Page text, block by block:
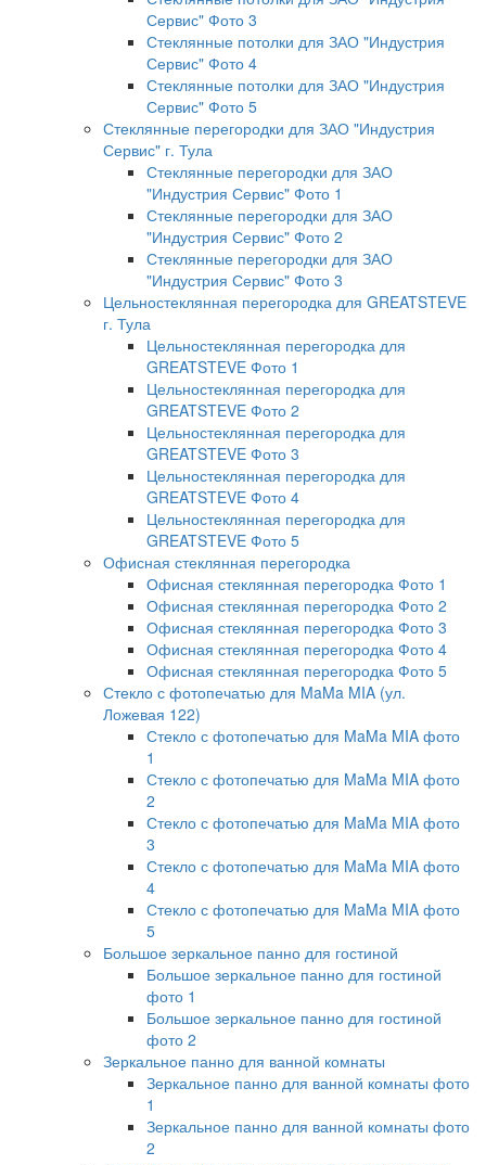
Сервис" Фото 3
Стеклянные потолки для ЗАО "Индустрия
Сервис" Фото 4
Стеклянные потолки для ЗАО "Индустрия
Сервис" Фото 5
Стеклянные перегородки для ЗАО "Индустрия
Сервис" г. Тула
Стеклянные перегородки для ЗАО
"Индустрия Сервис" Фото 1
Стеклянные перегородки для ЗАО
"Индустрия Сервис" Фото 2
Стеклянные перегородки для ЗАО
"Индустрия Сервис" Фото 3
Цельностеклянная перегородка для GREATSTEVE
г. Тула
Цельностеклянная перегородка для
GREATSTEVE Фото 1
Цельностеклянная перегородка для
GREATSTEVE Фото 2
Цельностеклянная перегородка для
GREATSTEVE Фото 3
Цельностеклянная перегородка для
GREATSTEVE Фото 4
Цельностеклянная перегородка для
GREATSTEVE Фото 5
Офисная стеклянная перегородка
Офисная стеклянная перегородка Фото 1
Офисная стеклянная перегородка Фото 2
Офисная стеклянная перегородка Фото 3
Офисная стеклянная перегородка Фото 4
Офисная стеклянная перегородка Фото 5
Стекло с фотопечатью для MaMa MIA (ул.
Ложевая 122)
Стекло с фотопечатью для MaMa MIA фото
1
Стекло с фотопечатью для MaMa MIA фото
2
Стекло с фотопечатью для MaMa MIA фото
3
Стекло с фотопечатью для MaMa MIA фото
4
Стекло с фотопечатью для MaMa MIA фото
5
Большое зеркальное панно для гостиной
Большое зеркальное панно для гостиной
фото 1
Большое зеркальное панно для гостиной
фото 2
Зеркальное панно для ванной комнаты
Зеркальное панно для ванной комнаты фото
1
Зеркальное панно для ванной комнаты фото
2